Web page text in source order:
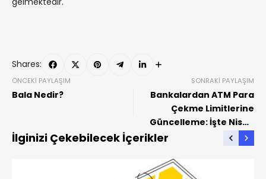
Shares:
ÖNCEKI PAYLAŞIM
Bala Nedir?
SONRAKI PAYLAŞIM
Bankalardan ATM Para
Çekme Limitlerine
Güncelleme: İşte Nisan
2025 İtibarıyla Yeni
Limitler
İlginizi Çekebilecek İçerikler